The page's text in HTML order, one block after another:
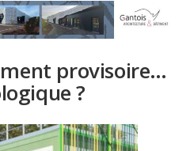
provisoire…
?